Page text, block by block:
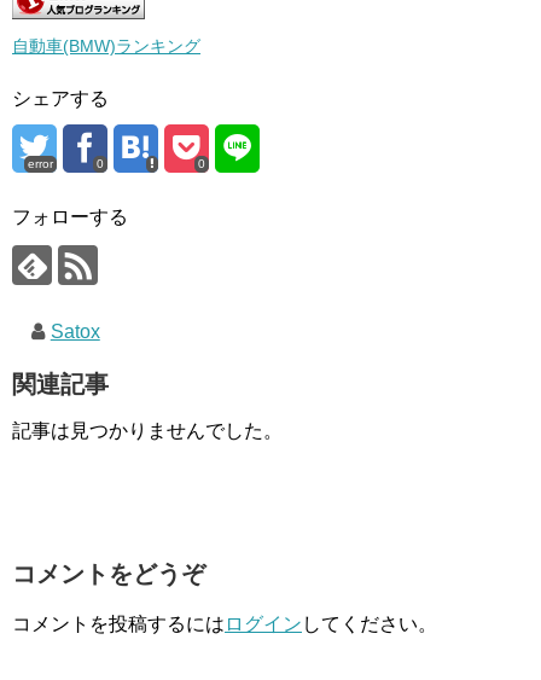
自動車(BMW)ランキング
シェアする
error 0 0
フォローする
Satox
関連記事
記事は見つかりませんでした。
コメントをどうぞ
コメントを投稿するには ログイン してください。